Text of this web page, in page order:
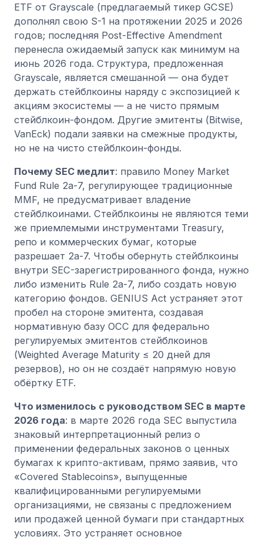
ETF от Grayscale (предлагаемый тикер GCSE)
дополнял свою S-1 на протяжении 2025 и 2026
годов; последняя Post-Effective Amendment
перенесла ожидаемый запуск как минимум на
июнь 2026 года. Структура, предложенная
Grayscale, является смешанной — она будет
держать стейблкоины наряду с экспозицией к
акциям экосистемы — а не чисто прямым
стейблкоин-фондом. Другие эмитенты (Bitwise,
VanEck) подали заявки на смежные продукты,
но не на чисто стейблкоин-фонды.
Почему SEC медлит: правило Money Market
Fund Rule 2a-7, регулирующее традиционные
MMF, не предусматривает владение
стейблкоинами. Стейблкоины не являются теми
же приемлемыми инструментами Treasury,
репо и коммерческих бумаг, которые
разрешает 2a-7. Чтобы обернуть стейблкоины
внутри SEC-зарегистрированного фонда, нужно
либо изменить Rule 2a-7, либо создать новую
категорию фондов. GENIUS Act устраняет этот
пробел на стороне эмитента, создавая
нормативную базу OCC для федерально
регулируемых эмитентов стейблкоинов
(Weighted Average Maturity ≤ 20 дней для
резервов), но он не создаёт напрямую новую
обёртку ETF.
Что изменилось с руководством SEC в марте
2026 года: в марте 2026 года SEC выпустила
знаковый интерпретационный релиз о
применении федеральных законов о ценных
бумагах к крипто-активам, прямо заявив, что
«Covered Stablecoins», выпущенные
квалифицированными регулируемыми
организациями, не связаны с предложением
или продажей ценной бумаги при стандартных
условиях. Это устраняет основное